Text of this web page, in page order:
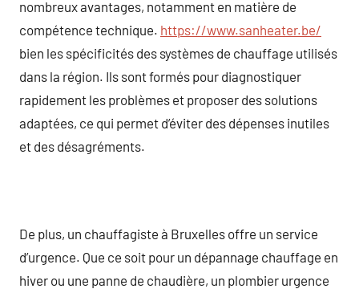
nombreux avantages, notamment en matière de
compétence technique. https://www.sanheater.be/
bien les spécificités des systèmes de chauffage utilisés
dans la région. Ils sont formés pour diagnostiquer
rapidement les problèmes et proposer des solutions
adaptées, ce qui permet d’éviter des dépenses inutiles
et des désagréments.
De plus, un chauffagiste à Bruxelles offre un service
d’urgence. Que ce soit pour un dépannage chauffage en
hiver ou une panne de chaudière, un plombier urgence